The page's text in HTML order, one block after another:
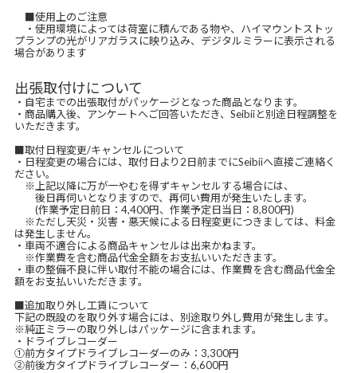
■使用上のご注意
・使用環境によっては荷室に積んである物や、ハイマウントストッ
プランプの光がリアガラスに映り込み、デジタルミラーに表示される
場合があります
出張取付けについて
・自宅までの出張取付がパッケージとなった商品となります。
・商品購入後、アンケートへご回答いただき、Seibiiと別途日程調整を
いただきます。
■取付日程変更/キャンセルについて
・日程変更の場合には、取付日より2日前までにSeibiiへ直接ご連絡く
ださい。
※上記以降に万が一やむを得ずキャンセルする場合には、
後日再伺いとなりますので、再伺い費用が発生いたします。
(作業予定日前日：4,400円、作業予定日当日：8,800円)
※ただし天災・災害・悪天候による日程変更につきましては、料金
は発生しません。
・車両不適合による商品キャンセルは出来かねます。
※作業費を含む商品代金全額をお支払いいただきます。
・車の整備不良に伴い取付不能の場合には、作業費を含む商品代金全
額をお支払いいただきます。
■追加取り外し工賃について
下記の既設のを取り外す場合には、別途取り外し費用が発生します。
※純正ミラーの取り外しはパッケージに含まれます。
・ドライブレコーダー
①前方タイプドライブレコーダーのみ：3,300円
②前後方タイプドライブレコーダー：6,600円